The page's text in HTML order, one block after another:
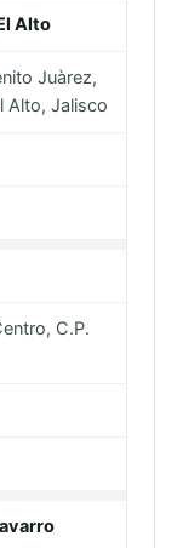
Alto
Juàrez,
Alto, Jalisco
C.P.